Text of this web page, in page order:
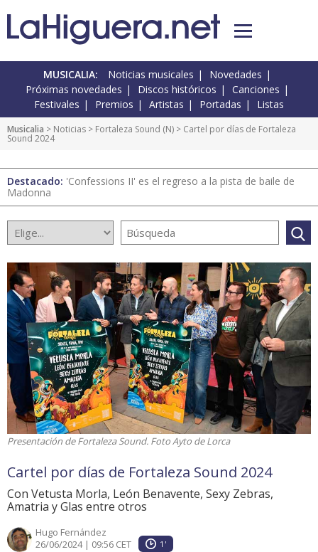
MUSICALIA: Noticias musicales
Novedades
Próximas novedades
Discos históricos
Canciones
Festivales
Premios Artistas Portadas Listas
Musicalia > Noticias > Fortaleza Sound (N) > Cartel por días de Fortaleza
Sound 2024
Destacado: 'Confessions II' es el regreso a la pista de baile de
Madonna
Presentación de Fortaleza Sound. Foto Ayto de Lorca
Cartel por días de Fortaleza Sound 2024
Con Vetusta Morla, León Benavente, Sexy Zebras,
Amatria y Glas entre otros
Hugo Fernández
26/06/2024 | 09:56 CET
1'